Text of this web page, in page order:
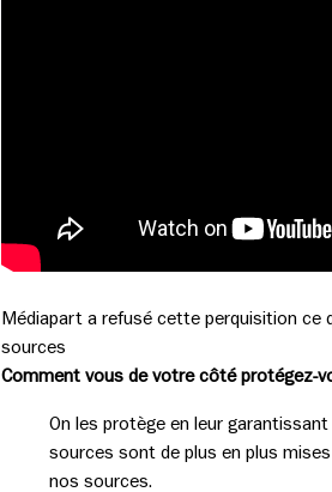
Médiapart a refusé cette perquisition ce
sources
Comment vous de votre côté protégez-
On les protège en leur
sources sont de plus en plus
nos sources.